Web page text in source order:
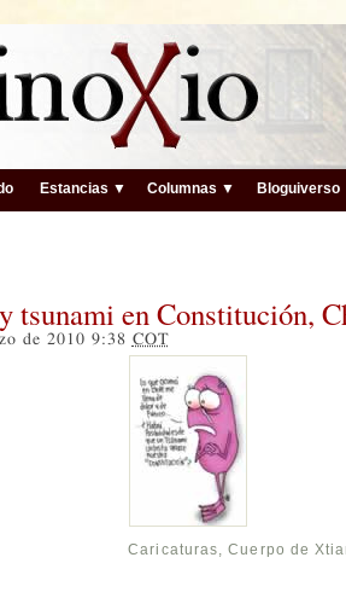
Estancias ▼ Columnas ▼ Bloguiverso
tsunami en Constitución,
de 2010 9:38 COT
Caricaturas,Cuerpo de